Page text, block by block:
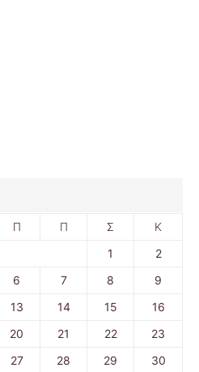
Π Π Σ Κ
1
2
6 7 8
9
13 14 15
16
20 21 22
23
27 28 29
30